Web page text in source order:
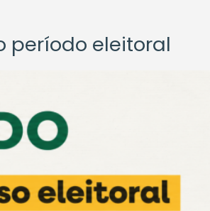
período eleitoral